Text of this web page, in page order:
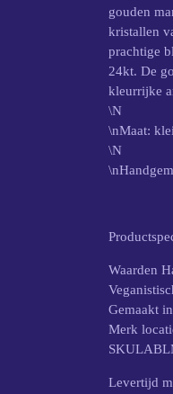
gouden
kristallen
prachtige
24kt. De
kleurrijke
\N
\nMaat:
\N
Waarden
Gemaakt
Merk
Levertijd